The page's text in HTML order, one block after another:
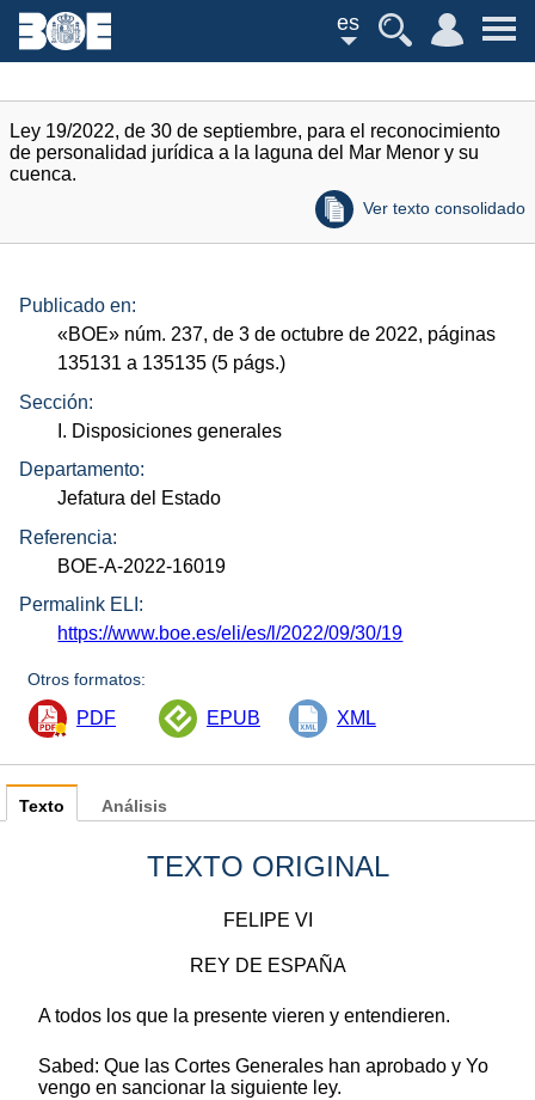
es
Ley 19/2022, de 30 de septiembre, para el reconocimiento
de personalidad jurídica a la laguna del Mar Menor y su
cuenca.
Ver texto consolidado
Publicado en:
«BOE» núm. 237, de 3 de octubre de 2022, páginas
135131 a 135135 (5 págs.)
Sección:
I. Disposiciones generales
Departamento:
Jefatura del Estado
Referencia:
BOE-A-2022-16019
Permalink ELI:
https://www.boe.es/eli/es/l/2022/09/30/19
Otros formatos:
PDF EPUB XML
Texto
TEXTO ORIGINAL
FELIPE VI
REY DE ESPAÑA
A todos los que la presente vieren y entendieren.
Sabed: Que las Cortes Generales han aprobado y Yo
vengo en sancionar la siguiente ley.
Análisis